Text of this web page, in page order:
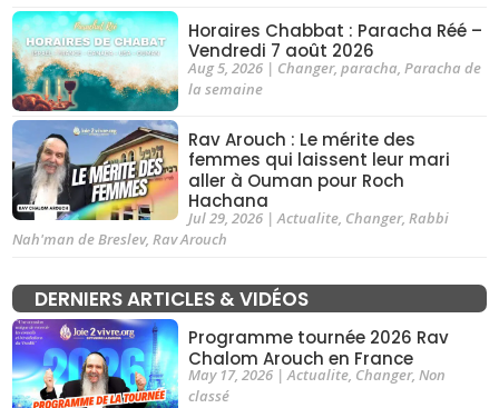
Horaires Chabbat : Paracha Réé –
Vendredi 7 août 2026
Aug 5, 2026| Changer, paracha Paracha de
la semaine
Rav Arouch : Le mérite des
femmes qui laissent leur mari
aller à Ouman pour Roch
Hachana
Jul 29, 2026| Actualite, Changer, Rabbi
Nah'man de Breslev, Rav Arouch
DERNIERS ARTICLES & VIDÉOS
Programme tournée 2026 Rav
Chalom Arouch en France
May 17, 2026|Actualite, Changer, Non
classé